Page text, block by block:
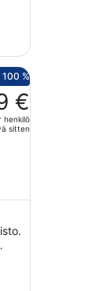
%
€
henkilö
sitten